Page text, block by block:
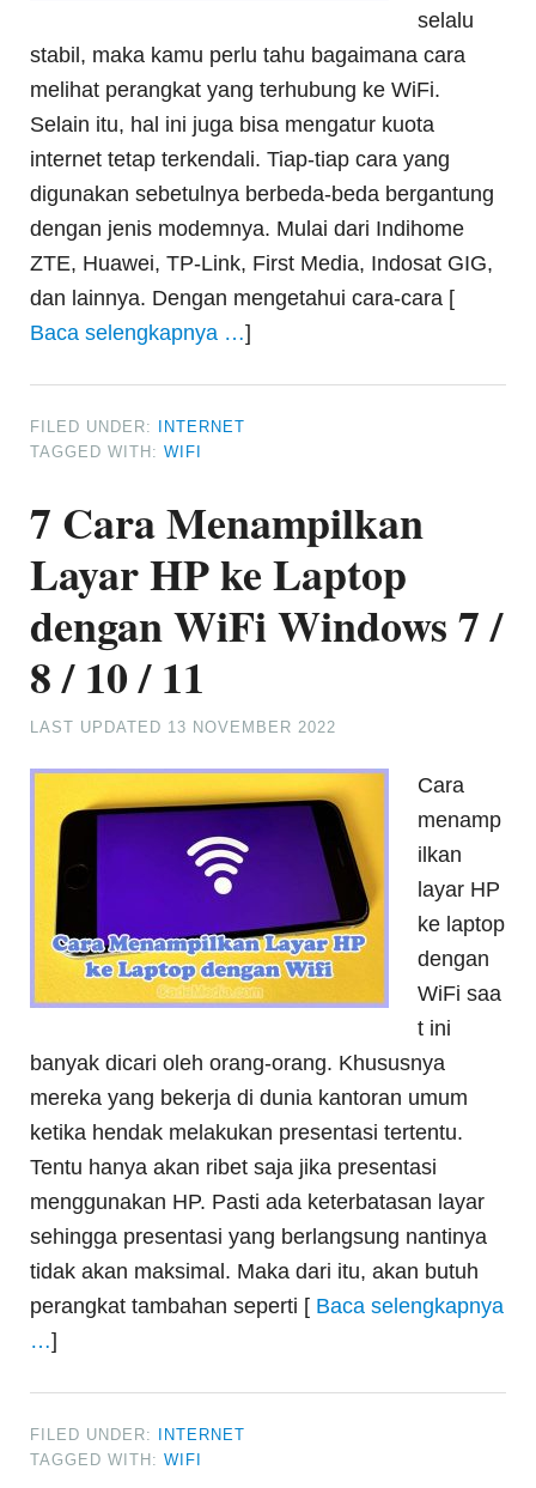
selalu
stabil, maka kamu perlu tahu bagaimana cara
melihat perangkat yang terhubung ke WiFi.
Selain itu, hal ini juga bisa mengatur kuota
internet tetap terkendali. Tiap-tiap cara yang
digunakan sebetulnya berbeda-beda bergantung
dengan jenis modemnya. Mulai dari Indihome
ZTE, Huawei, TP-Link, First Media, Indosat GIG,
dan lainnya. Dengan mengetahui cara-cara [
Baca selengkapnya …]
FILED UNDER:
INTERNET
TAGGED WITH:WIFI
7 Cara Menampilkan
Layar HP ke Laptop
dengan WiFi Windows 7 /
8 / 10 / 11
LAST UPDATED 13 NOVEMBER 2022
Cara
menamp
ilkan
layar HP
ke laptop
dengan
WiFi saa
t ini
banyak dicari oleh orang-orang. Khususnya
mereka yang bekerja di dunia kantoran umum
ketika hendak melakukan presentasi tertentu.
Tentu hanya akan ribet saja jika presentasi
menggunakan HP. Pasti ada keterbatasan layar
sehingga presentasi yang berlangsung nantinya
tidak akan maksimal. Maka dari itu, akan butuh
perangkat tambahan seperti [ Baca selengkapnya
…]
FILED UNDER: INTERNET
TAGGED WITH:WIFI